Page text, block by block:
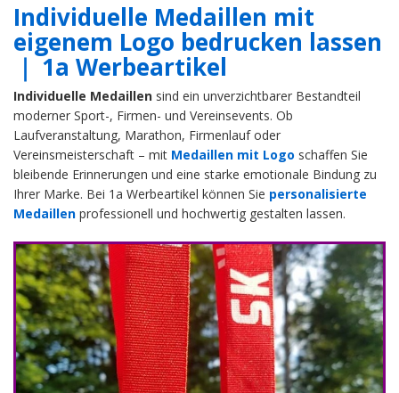
Individuelle Medaillen mit
eigenem Logo bedrucken lassen
｜ 1a Werbeartikel
Individuelle Medaillen sind ein unverzichtbarer Bestandteil
moderner Sport-, Firmen- und Vereinsevents. Ob
Laufveranstaltung, Marathon, Firmenlauf oder
Vereinsmeisterschaft – mit Medaillen mit Logo schaffen Sie
bleibende Erinnerungen und eine starke emotionale Bindung zu
Ihrer Marke. Bei 1a Werbeartikel können Sie personalisierte
Medaillen professionell und hochwertig gestalten lassen.